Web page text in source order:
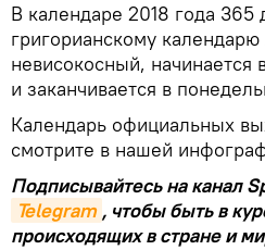
В календаре 2018 года 365
григорианскому календарю
невисокосный, начинается
и заканчивается в
Календарь официальных
смотрите в нашей
Подписывайтесь на канал
Telegram , чтобы быть в
происходящих в стране и